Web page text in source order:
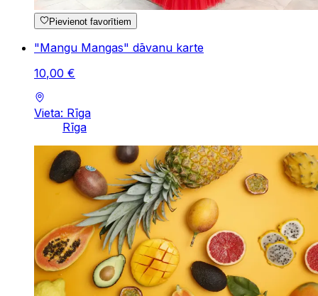
Pievienot favorītiem
"Mangu Mangas" dāvanu karte
10,00 €
Vieta: Rīga
Rīga